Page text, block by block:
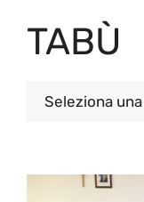
TABÙ
Categorie